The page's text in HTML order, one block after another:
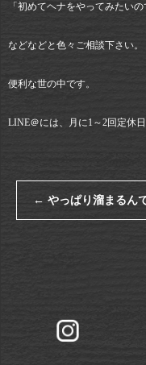
「初めてヘナをやってみたいの
などなどと色々ご相談下さい。
便利な世の中です。
LINE＠には、月に1～2回定休
← やっぱり溜まるん